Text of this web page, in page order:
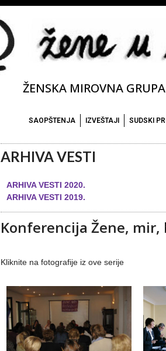
ŽENSKA MIROVNA
SAOPŠTENJA IZVEŠTAJI SUDSKI
ARHIVA VESTI
ARHIVA VESTI 2020.
ARHIVA VESTI 2019.
Konferencija Žene, mir,
Kliknite na fotografije iz ove serije